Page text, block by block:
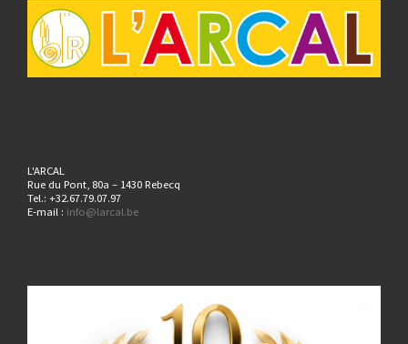
L'ARCAL
Rue du Pont, 80a – 1430 Rebecq
Tel.: +32.67.79.07.97
E-mail : info@larcal.be